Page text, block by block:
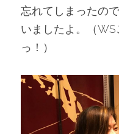
忘れてしまったの
いましたよ。（
っ！）